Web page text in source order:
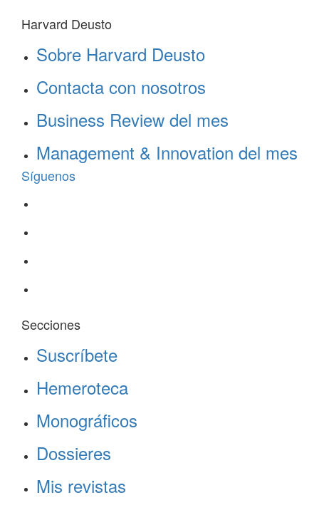
Harvard Deusto
Sobre Harvard Deusto
Contacta con nosotros
Business Review del mes
Management & Innovation del mes
Síguenos
Secciones
Suscríbete
Hemeroteca
Monográficos
Dossieres
Mis revistas